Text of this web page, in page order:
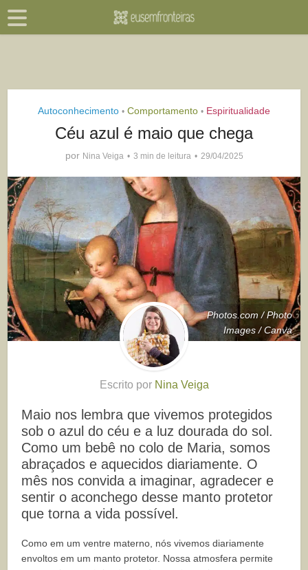
Autoconhecimento • Comportamento • Espiritualidade
Céu azul é maio que chega
por Nina Veiga 3 min de leitura 29/04/2025
Photos.com / Photo
Images / Canva
Escrito por Nina Veiga
Maio nos lembra que vivemos protegidos
sob o azul do céu e a luz dourada do sol.
Como um bebê no colo de Maria, somos
abraçados e aquecidos diariamente. O
mês nos convida a imaginar, agradecer e
sentir o aconchego desse manto protetor
que torna a vida possível.
Como em um ventre materno, nós vivemos diariamente
envoltos em um manto protetor. Nossa atmosfera permite